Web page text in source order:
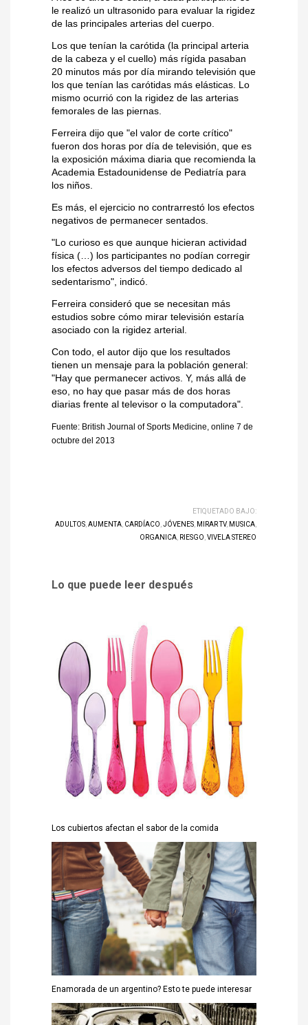
le realizó un ultrasonido para evaluar la rigidez
de las principales arterias del cuerpo.
Los que tenían la carótida (la principal arteria
de la cabeza y el cuello) más rígida pasaban
20 minutos más por día mirando televisión que
los que tenían las carótidas más elásticas. Lo
mismo ocurrió con la rigidez de las arterias
femorales de las piernas.
Ferreira dijo que "el valor de corte crítico"
fueron dos horas por día de televisión, que es
la exposición máxima diaria que recomienda la
Academia Estadounidense de Pediatría para
los niños.
Es más, el ejercicio no contrarrestó los efectos
negativos de permanecer sentados.
"Lo curioso es que aunque hicieran actividad
física (…) los participantes no podían corregir
los efectos adversos del tiempo dedicado al
sedentarismo", indicó.
Ferreira consideró que se necesitan más
estudios sobre cómo mirar televisión estaría
asociado con la rigidez arterial.
Con todo, el autor dijo que los resultados
tienen un mensaje para la población general:
"Hay que permanecer activos. Y, más allá de
eso, no hay que pasar más de dos horas
diarias frente al televisor o la computadora".
Fuente: British Journal of Sports Medicine, online 7 de
octubre del 2013
ETIQUETADO BAJO:
ADULTOS AUMENTA CARDÍACO JÓVENES MIRAR TV, MUSICA
ORGANICA RIESGO VIVELA STEREO
Lo que puede leer después
Los cubiertos afectan el sabor de la comida
Enamorada de un argentino? Esto te puede interesar